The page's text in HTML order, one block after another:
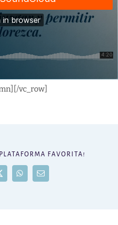
vc_row]
FAVORITA!
WhatsAppCorreo